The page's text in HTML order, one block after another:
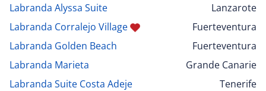
Labranda Alyssa Suite
Lanzarote
Labranda Corralejo Village
Fuerteventura
Labranda Golden Beach
Fuerteventura
Labranda Marieta
Grande Canarie
Labranda Suite Costa Adeje
Tenerife